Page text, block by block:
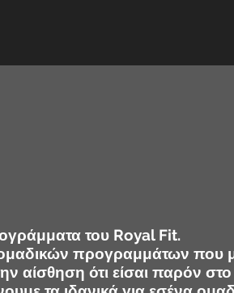
του Royal Fit.
προγραμμάτων που
αίσθηση ότι είσαι παρόν